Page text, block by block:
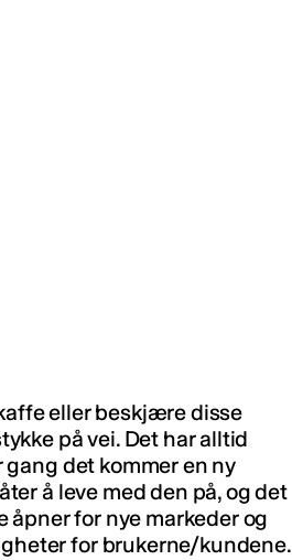
eller beskjære disse
på vei. Det har alltid
det kommer en ny
å leve med den på, og det
åpner for nye markeder og
for brukerne/kundene.